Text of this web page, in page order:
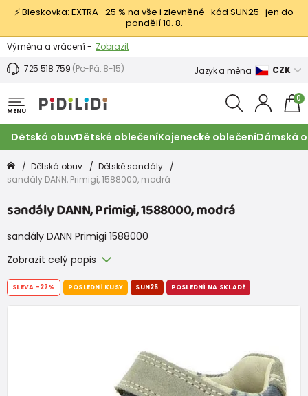
⚡ Bleskovka: EXTRA −25 % na vše i zlevněné · kód SUN25 · jen do
pondělí 10. 8.
Výměna a vrácení - Zobrazit
Sleva 100 Kč na první nákup -
725 518 759 (Po-Pá: 8-15) Jazyk a měna CZK
MENU
0
Dětská obuvDětské oblečeníKojenecké oblečeníDámská
Dětská obuv
Dětské sandály
sandály DANN, Primigi, 1588000, modrá
sandály DANN, Primigi, 1588000, modrá
sandály DANN Primigi 1588000
Zobrazit celý popis
SLEVA -27% POSLEDNÍ KUSY SUN25 POSLEDNÍ NA SKLADĚ